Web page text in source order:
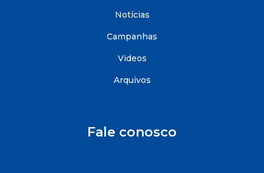
Notícias
Campanhas
Videos
Arquivos
Fale conosco